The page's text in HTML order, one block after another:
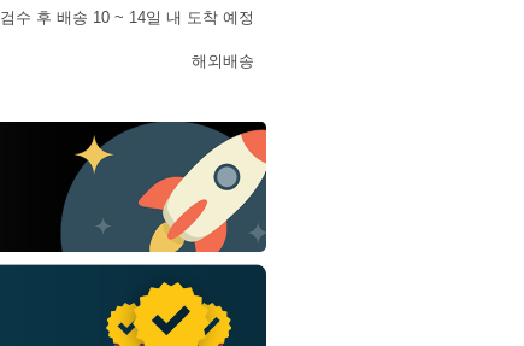
검수 후 배송 10 ~ 14일 내 도착 예정
해외배송